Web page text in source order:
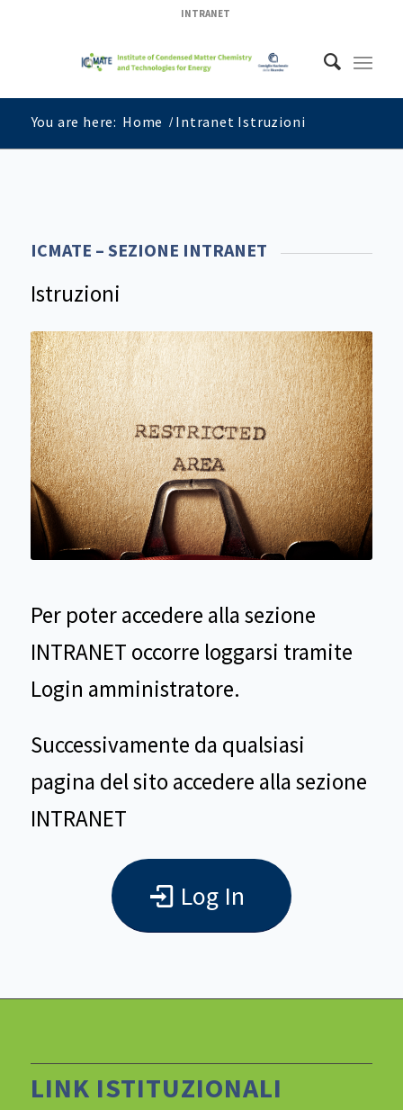
INTRANET
You are here: Home / Intranet Istruzioni
ICMATE – SEZIONE INTRANET
Istruzioni
Per poter accedere alla sezione
INTRANET occorre loggarsi tramite
Login amministratore.
Successivamente da qualsiasi
pagina del sito accedere alla sezione
INTRANET
Log In
LINK ISTITUZIONALI